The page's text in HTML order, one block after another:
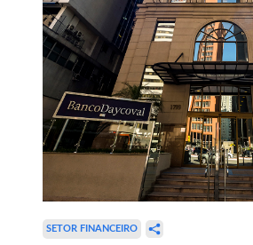
SETOR FINANCEIRO